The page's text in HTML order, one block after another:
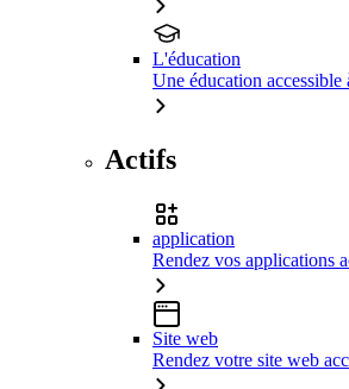
L'éducation
Une éducation accessible
Actifs
application
Rendez vos applications
Site web
Rendez votre site web